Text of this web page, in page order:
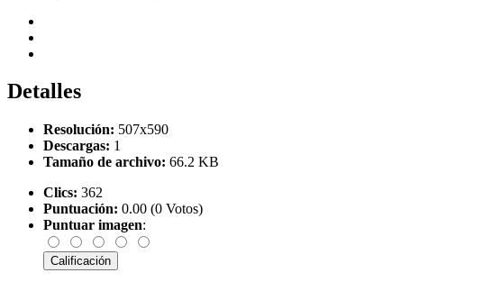
Detalles
Resolución: 507x590
Descargas: 1
Tamaño de archivo: 66.2 KB
Clics: 362
Puntuación: 0.00 (0 Votos)
Puntuar imagen: